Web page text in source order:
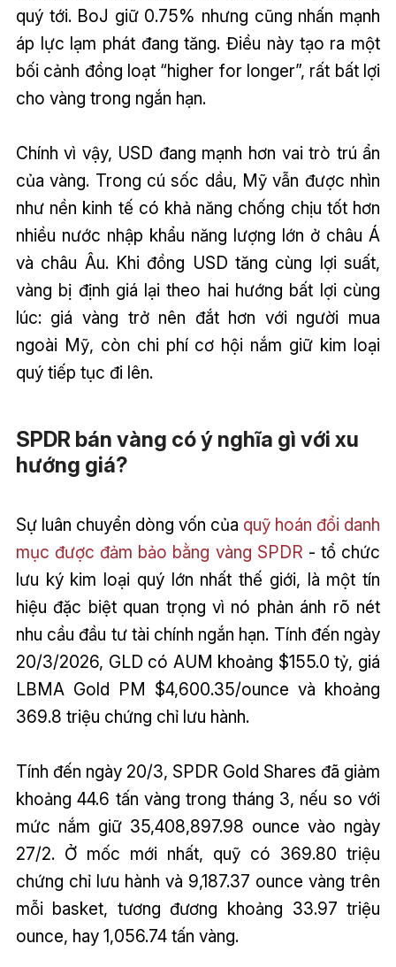
quý tới. BoJ giữ 0.75% nhưng cũng nhấn mạnh
áp lực lạm phát đang tăng. Điều này tạo ra một
bối cảnh đồng loạt “higher for longer”, rất bất lợi
cho vàng trong ngắn hạn.
Chính vì vậy, USD đang mạnh hơn vai trò trú ẩn
của vàng. Trong cú sốc dầu, Mỹ vẫn được nhìn
như nền kinh tế có khả năng chống chịu tốt hơn
nhiều nước nhập khẩu năng lượng lớn ở châu Á
và châu Âu. Khi đồng USD tăng cùng lợi suất,
vàng bị định giá lại theo hai hướng bất lợi cùng
lúc: giá vàng trở nên đắt hơn với người mua
ngoài Mỹ, còn chi phí cơ hội nắm giữ kim loại
quý tiếp tục đi lên.
SPDR bán vàng có ý nghĩa gì với xu
hướng giá?
Sự luân chuyển dòng vốn của quỹ hoán đổi danh
mục được đảm bảo bằng vàng SPDR - tổ chức
lưu ký kim loại quý lớn nhất thế giới, là một tín
hiệu đặc biệt quan trọng vì nó phản ánh rõ nét
nhu cầu đầu tư tài chính ngắn hạn. Tính đến ngày
20/3/2026, GLD có AUM khoảng $155.0 tỷ, giá
LBMA Gold PM $4,600.35/ounce và khoảng
369.8 triệu chứng chỉ lưu hành.
Tính đến ngày 20/3, SPDR Gold Shares đã giảm
khoảng 44.6 tấn vàng trong tháng 3, nếu so với
mức nắm giữ 35,408,897.98 ounce vào ngày
27/2. Ở mốc mới nhất, quỹ có 369.80 triệu
chứng chỉ lưu hành và 9,187.37 ounce vàng trên
mỗi basket, tương đương khoảng 33.97 triệu
ounce, hay 1,056.74 tấn vàng.